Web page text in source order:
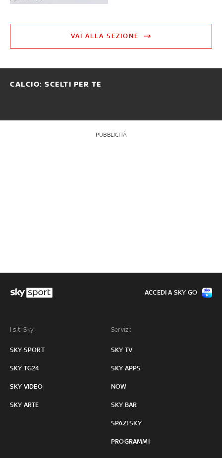
VAI ALLA SEZIONE
CALCIO: SCELTI PER TE
PUBBLICITÀ
I siti Sky:
SKY SPORT
SKY TG24
SKY VIDEO
SKY ARTE
Servizi:
SKY TV
SKY APPS
NOW
SKY BAR
SPAZI SKY
PROGRAMMI
ACCEDI A SKY GO